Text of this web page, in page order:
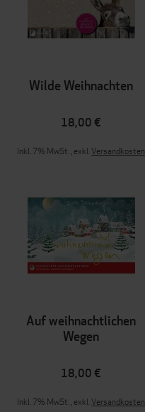
Wilde Weihnachten
18,00 €
Inkl. 7% MwSt.,exkl.Versandkosten
Auf weihnachtlichen
Wegen
18,00 €
Inkl. 7% MwSt.,exkl.Versandkosten